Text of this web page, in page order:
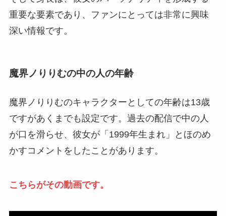
重要な要素であり、ファンにとっては非常に興味
深い情報です。
魔界ノりりむの中の人の年齢
魔界ノりりむのキャラクターとしての年齢は13歳
ですがあくまでも設定です。過去の配信で中の人
が口を滑らせ、彼女が「1999年生まれ」とほのめ
かすコメントをしたことがあります。
こちらがその動画です。